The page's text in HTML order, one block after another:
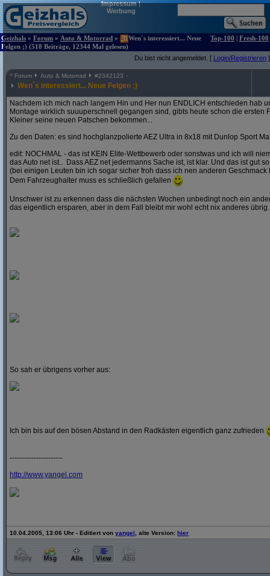
Impressum|
Werbung
Geizhals » Forum » Auto & Motorrad »
Wen´s interessiert... Neue
Felgen ;) (518 Beiträge, 12344 Mal gelesen)
Top-100 | Fresh-100
Du bist nicht angemeldet. [ Login/Registrieren ]
^ Forum Auto & Motorrad #2342123
Wen´s interessiert... Neue Felgen ;)
Nachdem ich mich nach langem Hin und Her nun ENDLICH entschieden hab
Montage wirklich suuuperschnell gegangen sind, gibts heute schon die ersten
Kleiner seine neuen Patschen bekommen...
Zu den Daten: es sind hochglanzpolierte AEZ Ultra in 8x18 mit Dunlop Sport
edit: NOCHMAL - das ist KEIN Elite-Wettbewerb oder sonstwas und ich will
das Auto net ist.. Dass AEZ net jedermanns Sache ist, ist klar. Und das ist gut
(bei einigen Leuten bin ich sogar sicher froh dass ich nen anderen Geschmack
Dem Fahrzeughalter muss es schließlich gefallen
Unschwer ist zu erkennen dass die nächsten Wochen unbedingt noch ein
das eigentlich ersparen, aber in dem Fall bleibt mir wohl echt nix anderes
So sah er übrigens vorher aus:
Ich bin bis auf den bösen Abstand in den Radkästen eigentlich ganz zufrieden
----------------------
http://www.yangel.com
10.04.2005, 13:06 Uhr - Editiert von yangel , alte Version: hier